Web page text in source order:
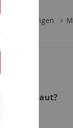
Sammlungen
geschaut?